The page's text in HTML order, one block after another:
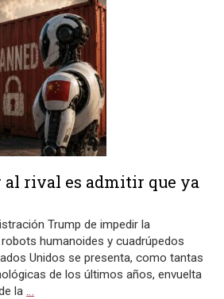
al rival es admitir que ya
Trump de impedir la
humanoides y cuadrúpedos
Unidos se presenta, como tantas
de los últimos años, envuelta
la …